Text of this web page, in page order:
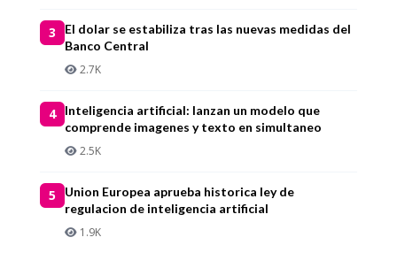
3
El dolar se estabiliza tras las nuevas medidas del
Banco Central
2.7K
4
Inteligencia artificial: lanzan un modelo que
comprende imagenes y texto en simultaneo
2.5K
5
Union Europea aprueba historica ley de
regulacion de inteligencia artificial
1.9K